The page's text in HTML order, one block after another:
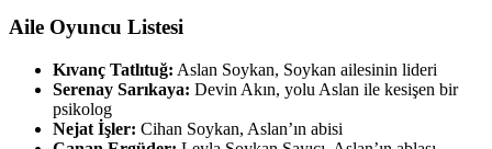
Aile Oyuncu Listesi
Kıvanç Tatlıtuğ: Aslan Soykan, Soykan ailesinin lideri
Serenay Sarıkaya: Devin Akın, yolu Aslan ile kesişen bir
psikolog
Nejat İşler: Cihan Soykan, Aslan’ın abisi